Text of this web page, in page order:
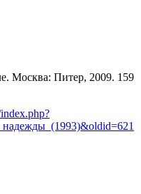
Москва: Питер, 2009. 159